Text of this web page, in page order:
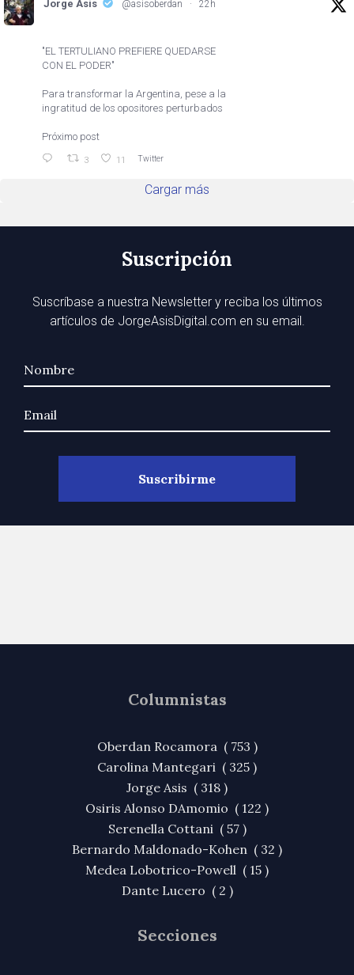
Jorge Asis @asisoberdan · 22h
"EL TERTULIANO PREFIERE QUEDARSE
CON EL PODER"
Para transformar la Argentina, pese a la
ingratitud de los opositores perturbados
Próximo post
3 11 Twitter
Cargar más
Suscripción
Suscríbase a nuestra Newsletter y reciba los últimos
artículos de JorgeAsisDigital.com en su email.
Columnistas
Oberdan Rocamora ( 753 )
Carolina Mantegari ( 325 )
Jorge Asis ( 318 )
Osiris Alonso DAmomio ( 122 )
Serenella Cottani ( 57 )
Bernardo Maldonado-Kohen ( 32 )
Medea Lobotrico-Powell ( 15 )
Dante Lucero ( 2 )
Secciones